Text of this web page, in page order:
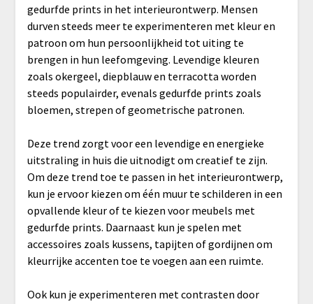
gedurfde prints in het interieurontwerp. Mensen
durven steeds meer te experimenteren met kleur en
patroon om hun persoonlijkheid tot uiting te
brengen in hun leefomgeving. Levendige kleuren
zoals okergeel, diepblauw en terracotta worden
steeds populairder, evenals gedurfde prints zoals
bloemen, strepen of geometrische patronen.
Deze trend zorgt voor een levendige en energieke
uitstraling in huis die uitnodigt om creatief te zijn.
Om deze trend toe te passen in het interieurontwerp,
kun je ervoor kiezen om één muur te schilderen in een
opvallende kleur of te kiezen voor meubels met
gedurfde prints. Daarnaast kun je spelen met
accessoires zoals kussens, tapijten of gordijnen om
kleurrijke accenten toe te voegen aan een ruimte.
Ook kun je experimenteren met contrasten door